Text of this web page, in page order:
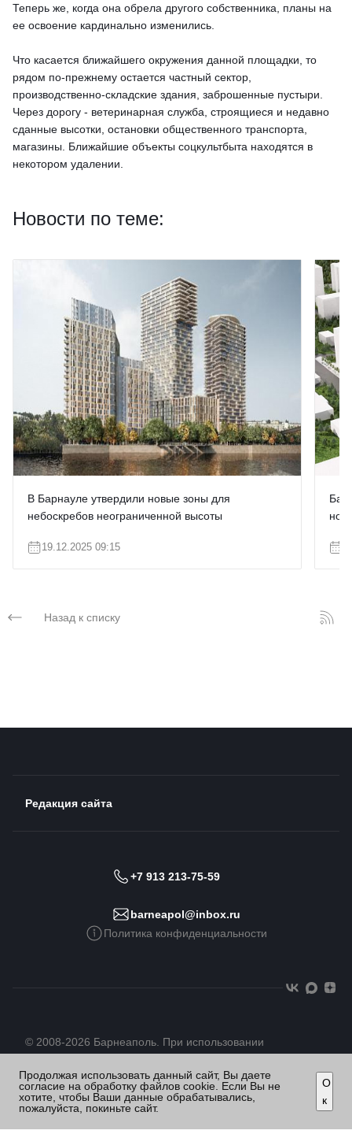
Теперь же, когда она обрела другого собственника, планы на
ее освоение кардинально изменились.
Что касается ближайшего окружения данной площадки, то
рядом по-прежнему остается частный сектор,
производственно-складские здания, заброшенные пустыри.
Через дорогу - ветеринарная служба, строящиеся и недавно
сданные высотки, остановки общественного транспорта,
магазины. Ближайшие объекты соцкультбыта находятся в
некотором удалении.
Новости по теме:
В Барнауле утвердили новые зоны для
небоскребов неограниченной высоты
19.12.2025 09:15
Назад к списку
Редакция сайта
+7 913 213-75-59
barneapol@inbox.ru
Политика конфиденциальности
© 2008-2026 Барнеаполь. При использовании
Продолжая использовать данный сайт, Вы даете
согласие на обработку файлов cookie. Если Вы не
хотите, чтобы Ваши данные обрабатывались,
пожалуйста, покиньте сайт.
О
к